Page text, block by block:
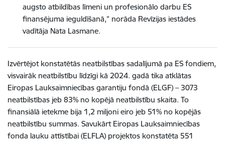
augsto atbildības līmeni un profesionālo darbu ES
finansējuma ieguldīšanā,” norāda Revīzijas iestādes
vadītāja Nata Lasmane.
Izvērtējot konstatētās neatbilstības sadalījumā pa ES fondiem,
visvairāk neatbilstību līdzīgi kā 2024. gadā tika atklātas
Eiropas Lauksaimniecības garantiju fondā (ELGF) – 3073
neatbilstības jeb 83% no kopējā neatbilstību skaita. To
finansiālā ietekme bija 1,2 miljoni eiro jeb 51% no kopējās
neatbilstību summas. Savukārt Eiropas Lauksaimniecības
fonda lauku attīstībai (ELFLA) projektos konstatēta 551